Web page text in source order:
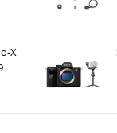
X